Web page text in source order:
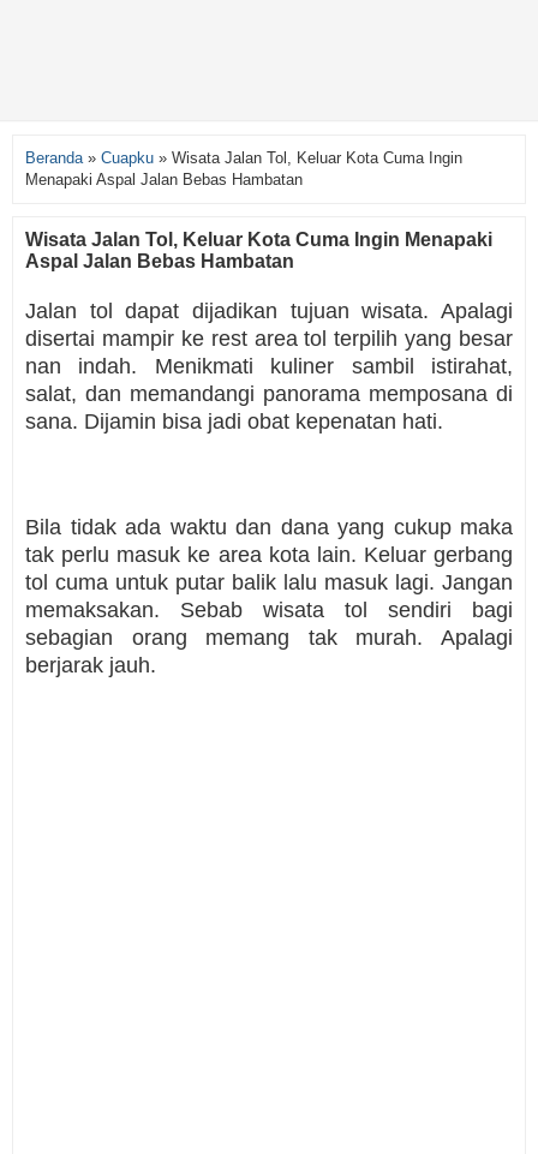
Beranda » Cuapku » Wisata Jalan Tol, Keluar Kota Cuma Ingin
Menapaki Aspal Jalan Bebas Hambatan
Wisata Jalan Tol, Keluar Kota Cuma Ingin Menapaki
Aspal Jalan Bebas Hambatan
Jalan tol dapat dijadikan tujuan wisata. Apalagi
disertai mampir ke rest area tol terpilih yang besar
nan indah. Menikmati kuliner sambil istirahat,
salat, dan memandangi panorama memposana di
sana. Dijamin bisa jadi obat kepenatan hati.
Bila tidak ada waktu dan dana yang cukup maka
tak perlu masuk ke area kota lain. Keluar gerbang
tol cuma untuk putar balik lalu masuk lagi. Jangan
memaksakan. Sebab wisata tol sendiri bagi
sebagian orang memang tak murah. Apalagi
berjarak jauh.